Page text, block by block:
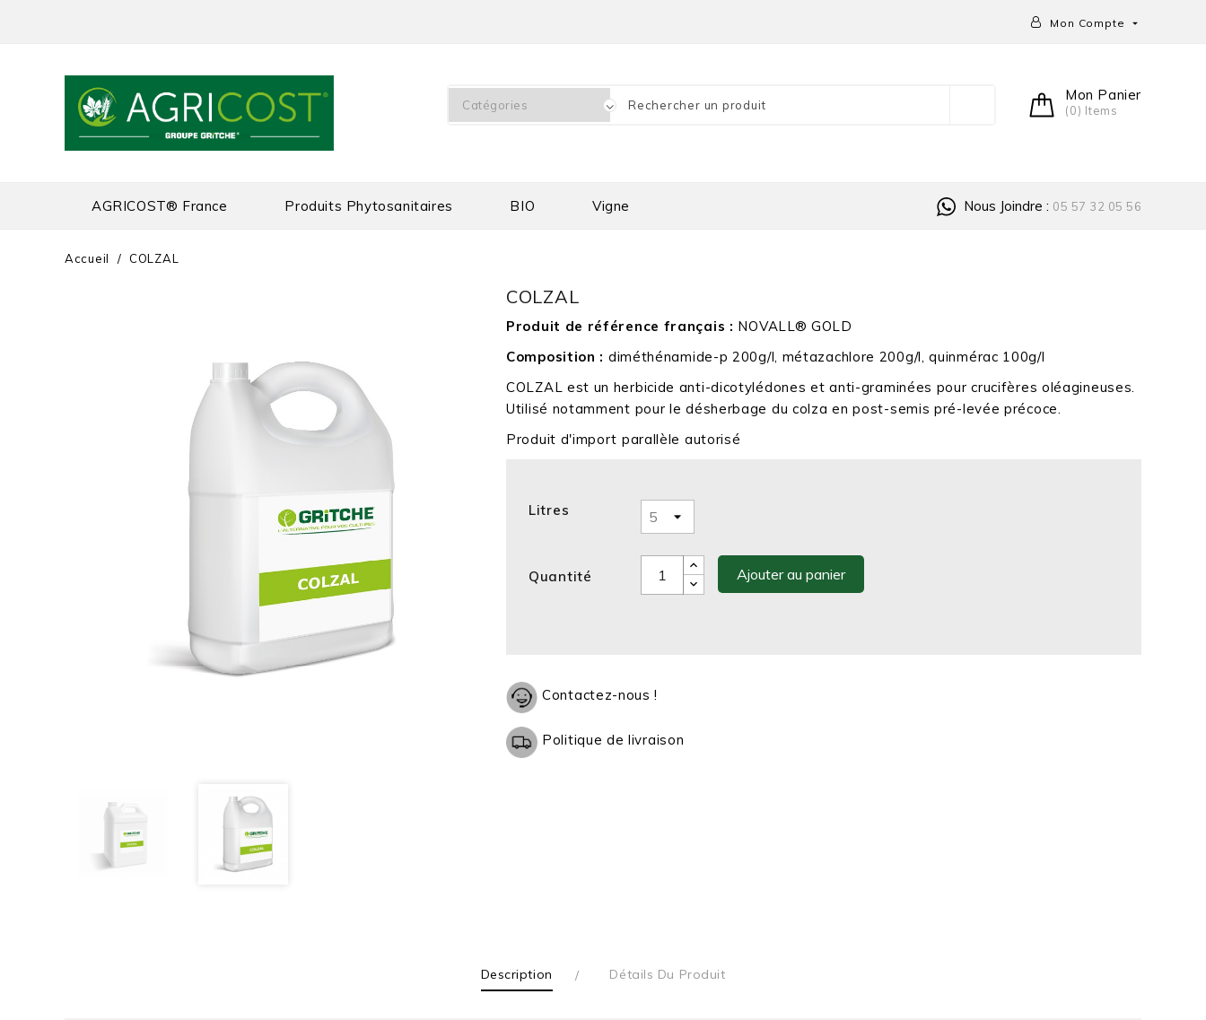
Mon Compte 
Mon Panier
(0) Items
AGRICOST® France Produits Phytosanitaires BIO Vigne Nous Joindre : 05 57 32 05 56
Accueil COLZAL
COLZAL
Produit de référence français : NOVALL® GOLD
Composition : diméthénamide-p 200g/l, métazachlore 200g/l, quinmérac 100g/l
COLZAL est un herbicide anti-dicotylédones et anti-graminées pour crucifères oléagineuses.
Utilisé notamment pour le désherbage du colza en post-semis pré-levée précoce.
Produit d'import parallèle autorisé
Litres
Quantité Ajouter au panier
Contactez-nous !
Politique de livraison
Description Détails Du Produit